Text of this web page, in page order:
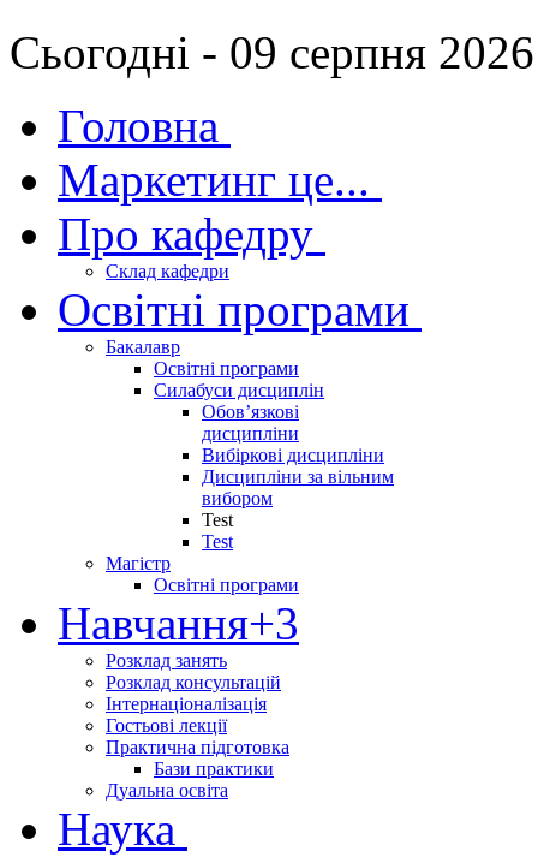
Сьогодні - 09 серпня
Головна
Маркетинг це...
Про кафедру
Склад кафедри
Освітні програми
Бакалавр
Освітні програми
Силабуси дисциплін
Обов’язкові
дисципліни
Вибіркові дисципліни
Дисципліни за вільним
вибором
Test
Test
Магістр
Освітні програми
Навчання+3
Розклад занять
Розклад консультацій
Інтернаціоналізація
Гостьові лекції
Практична підготовка
Бази практики
Дуальна освіта
Наука